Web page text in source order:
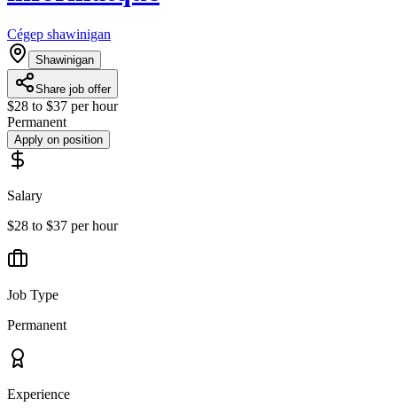
Cégep shawinigan
Shawinigan
Share job offer
$28 to $37 per hour
Permanent
Apply on position
Salary
$28 to $37 per hour
Job Type
Permanent
Experience